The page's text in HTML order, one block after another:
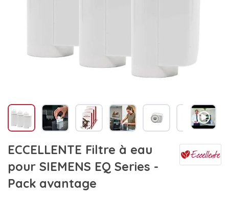
ECCELLENTE Filtre à eau
pour SIEMENS EQ Series -
Pack avantage